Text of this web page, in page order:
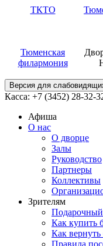
ТКТО
Тюменская
филармония
Версия для
Касса: +7 (3452) 28-32-
Афиша
О нас
О дворце
Залы
Руководство
Партнеры
Коллективы
Зрителям
Подарочный
Как купить
Как вернуть
Правила